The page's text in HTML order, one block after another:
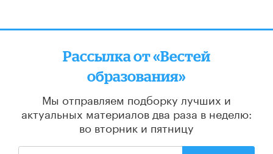
Рассылка от «Вестей
образования»
Мы отправляем подборку лучших и
актуальных материалов два раза в неделю:
во вторник и пятницу